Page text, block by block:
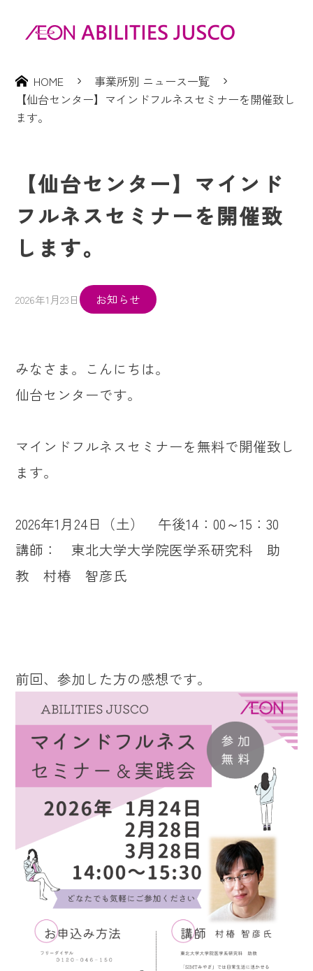
HOME
事業所別 ニュース一覧
【仙台センター】マインドフルネスセミナーを開催致し
ます。
【仙台センター】マインド
フルネスセミナーを開催致
します。
2026年1月23日 お知らせ
みなさま。こんにちは。
仙台センターです。
マインドフルネスセミナーを無料で開催致し
ます。
2026年1月24日（土） 午後14：00～15：30
講師： 東北大学大学院医学系研究科 助
教 村椿 智彦氏
前回、参加した方の感想です。